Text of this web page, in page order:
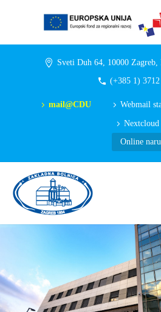
Sveti Duh 64, 10000 Zagreb,
(+385 1) 3712
mail@CDU Webmail
Nextcloud
Online